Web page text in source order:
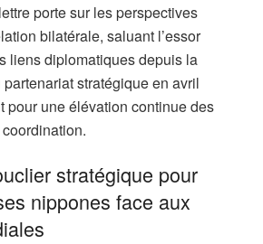
porte sur les perspectives
bilatérale, saluant l’essor
liens diplomatiques depuis la
stratégique en avril
pour une élévation continue des
stratégique pour
nippones face aux